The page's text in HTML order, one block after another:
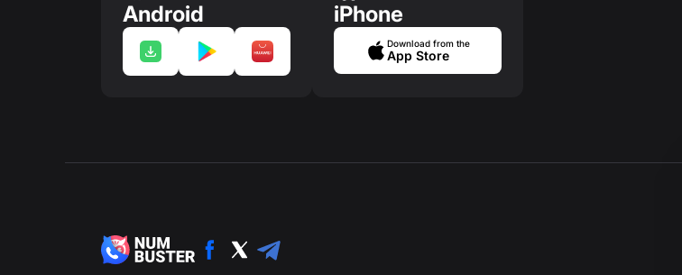
Android iPhone
Download from the
App Store